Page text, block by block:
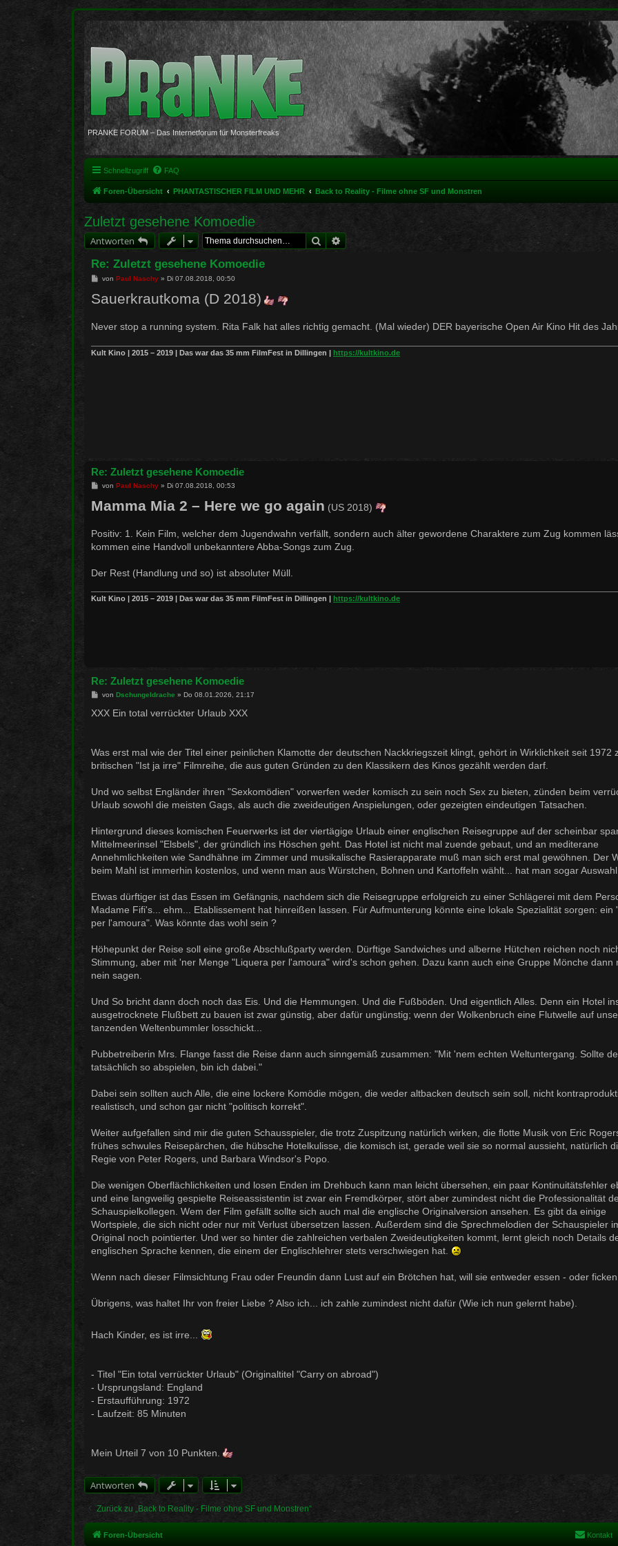
PRANKE FORUM – Das Internetforum für Monsterfreaks
Schnellzugriff FAQ
Foren-Übersicht PHANTASTISCHER FILM UND MEHR Back to Reality - Filme ohne SF und Monstren
Zuletzt gesehene Komoedie
Antworten SucheErweiterte Suche
Re: Zuletzt gesehene Komoedie
B
i
t
g
von Paul Naschy» Di 07.08.2018, 00:50
Sauerkrautkoma (D 2018)
Never stop a running system. Rita Falk hat alles richtig gemacht. (Mal wieder) DER bayerische Open Air Kino Hit des
Kult Kino | 2015 – 2019 | Das war das 35 mm FilmFest in Dillingen | https://kultkino.de
Re: Zuletzt gesehene Komoedie
B
i
t
g
von Paul Naschy» Di 07.08.2018, 00:53
Mamma Mia 2 – Here we go again (US 2018)
Positiv: 1. Kein Film, welcher dem Jugendwahn verfällt, sondern auch älter gewordene Charaktere zum Zug kommen
kommen eine Handvoll unbekanntere Abba-Songs zum Zug.
Der Rest (Handlung und so) ist absoluter Müll.
Kult Kino | 2015 – 2019 | Das war das 35 mm FilmFest in Dillingen | https://kultkino.de
Re: Zuletzt gesehene Komoedie
B
i
von Dschungeldrache » Do 08.01.2026, 21:17
XXX Ein total verrückter Urlaub XXX
Was erst mal wie der Titel einer peinlichen Klamotte der deutschen Nackkriegszeit klingt, gehört in Wirklichkeit seit 1972
britischen "Ist ja irre" Filmreihe, die aus guten Gründen zu den Klassikern des Kinos gezählt werden darf.
Und wo selbst Engländer ihren "Sexkomödien" vorwerfen weder komisch zu sein noch Sex zu bieten, zünden beim
Urlaub sowohl die meisten Gags, als auch die zweideutigen Anspielungen, oder gezeigten eindeutigen Tatsachen.
Hintergrund dieses komischen Feuerwerks ist der viertägige Urlaub einer englischen Reisegruppe auf der scheinbar
Mittelmeerinsel "Elsbels", der gründlich ins Höschen geht. Das Hotel ist nicht mal zuende gebaut, und an mediterane
Annehmlichkeiten wie Sandhähne im Zimmer und musikalische Rasierapparate muß man sich erst mal gewöhnen. Der
beim Mahl ist immerhin kostenlos, und wenn man aus Würstchen, Bohnen und Kartoffeln wählt... hat man sogar Auswahl.
Etwas dürftiger ist das Essen im Gefängnis, nachdem sich die Reisegruppe erfolgreich zu einer Schlägerei mit dem
Madame Fifi's... ehm... Etablissement hat hinreißen lassen. Für Aufmunterung könnte eine lokale Spezialität sorgen: ein
per l'amoura". Was könnte das wohl sein ?
Höhepunkt der Reise soll eine große Abschlußparty werden. Dürftige Sandwiches und alberne Hütchen reichen noch
Stimmung, aber mit 'ner Menge "Liquera per l'amoura" wird's schon gehen. Dazu kann auch eine Gruppe Mönche dann
nein sagen.
Und So bricht dann doch noch das Eis. Und die Hemmungen. Und die Fußböden. Und eigentlich Alles. Denn ein Hotel
ausgetrocknete Flußbett zu bauen ist zwar günstig, aber dafür ungünstig; wenn der Wolkenbruch eine Flutwelle auf
tanzenden Weltenbummler losschickt...
Pubbetreiberin Mrs. Flange fasst die Reise dann auch sinngemäß zusammen: "Mit 'nem echten Weltuntergang. Sollte
tatsächlich so abspielen, bin ich dabei."
Dabei sein sollten auch Alle, die eine lockere Komödie mögen, die weder altbacken deutsch sein soll, nicht
realistisch, und schon gar nicht "politisch korrekt".
Weiter aufgefallen sind mir die guten Schausspieler, die trotz Zuspitzung natürlich wirken, die flotte Musik von Eric
frühes schwules Reisepärchen, die hübsche Hotelkulisse, die komisch ist, gerade weil sie so normal aussieht, natürlich
Regie von Peter Rogers, und Barbara Windsor's Popo.
Die wenigen Oberflächlichkeiten und losen Enden im Drehbuch kann man leicht übersehen, ein paar Kontinuitätsfehler
und eine langweilig gespielte Reiseassistentin ist zwar ein Fremdkörper, stört aber zumindest nicht die Professionalität
Schauspielkollegen. Wem der Film gefällt sollte sich auch mal die englische Originalversion ansehen. Es gibt da einige
Wortspiele, die sich nicht oder nur mit Verlust übersetzen lassen. Außerdem sind die Sprechmelodien der Schauspieler
Original noch pointierter. Und wer so hinter die zahlreichen verbalen Zweideutigkeiten kommt, lernt gleich noch Details
englischen Sprache kennen, die einem der Englischlehrer stets verschwiegen hat.
Wenn nach dieser Filmsichtung Frau oder Freundin dann Lust auf ein Brötchen hat, will sie entweder essen - oder ficken.
Übrigens, was haltet Ihr von freier Liebe ? Also ich... ich zahle zumindest nicht dafür (Wie ich nun gelernt habe).
Hach Kinder, es ist irre...
- Titel "Ein total verrückter Urlaub" (Originaltitel "Carry on abroad")
- Ursprungsland: England
- Erstaufführung: 1972
- Laufzeit: 85 Minuten
Mein Urteil 7 von 10 Punkten.
Antworten
Zurück zu „Back to Reality - Filme ohne SF und Monstren“
Foren-Übersicht Kontakt